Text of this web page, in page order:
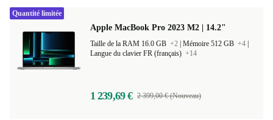
Apple MacBook Pro 2023 M2 | 14.2"
Taille de la RAM 16.0 GB +2 Mémoire 512 GB +4
Langue du clavier FR (français) +14
1 239,69 € 2 399,00 € (Nouveau)
Quantité limitée